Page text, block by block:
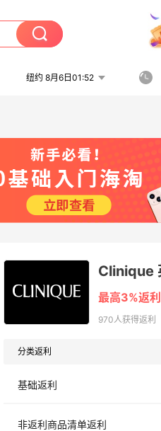
纽约 8月6日01:52
最高3%返利
970人获得返利
分类返利
基础返利
非返利商品清单返利